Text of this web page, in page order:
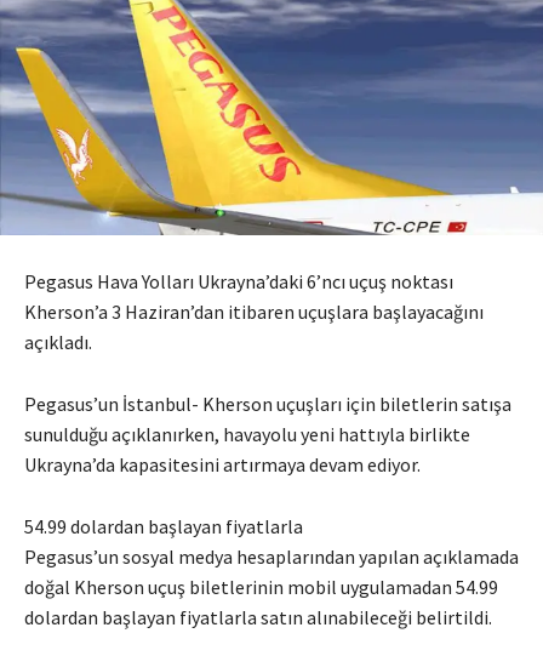
Pegasus Hava Yolları Ukrayna’daki 6’ncı uçuş noktası
Kherson’a 3 Haziran’dan itibaren uçuşlara başlayacağını
açıkladı.
Pegasus’un İstanbul- Kherson uçuşları için biletlerin satışa
sunulduğu açıklanırken, havayolu yeni hattıyla birlikte
Ukrayna’da kapasitesini artırmaya devam ediyor.
54.99 dolardan başlayan fiyatlarla
Pegasus’un sosyal medya hesaplarından yapılan açıklamada
doğal Kherson uçuş biletlerinin mobil uygulamadan 54.99
dolardan başlayan fiyatlarla satın alınabileceği belirtildi.